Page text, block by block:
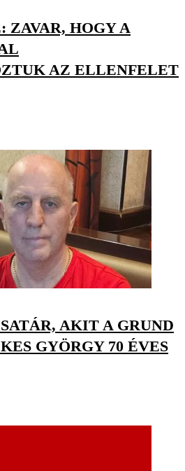
ZAVAR, HOGY A
AZ ELLENFELET
AKIT A GRUND
GYÖRGY 70 ÉVES